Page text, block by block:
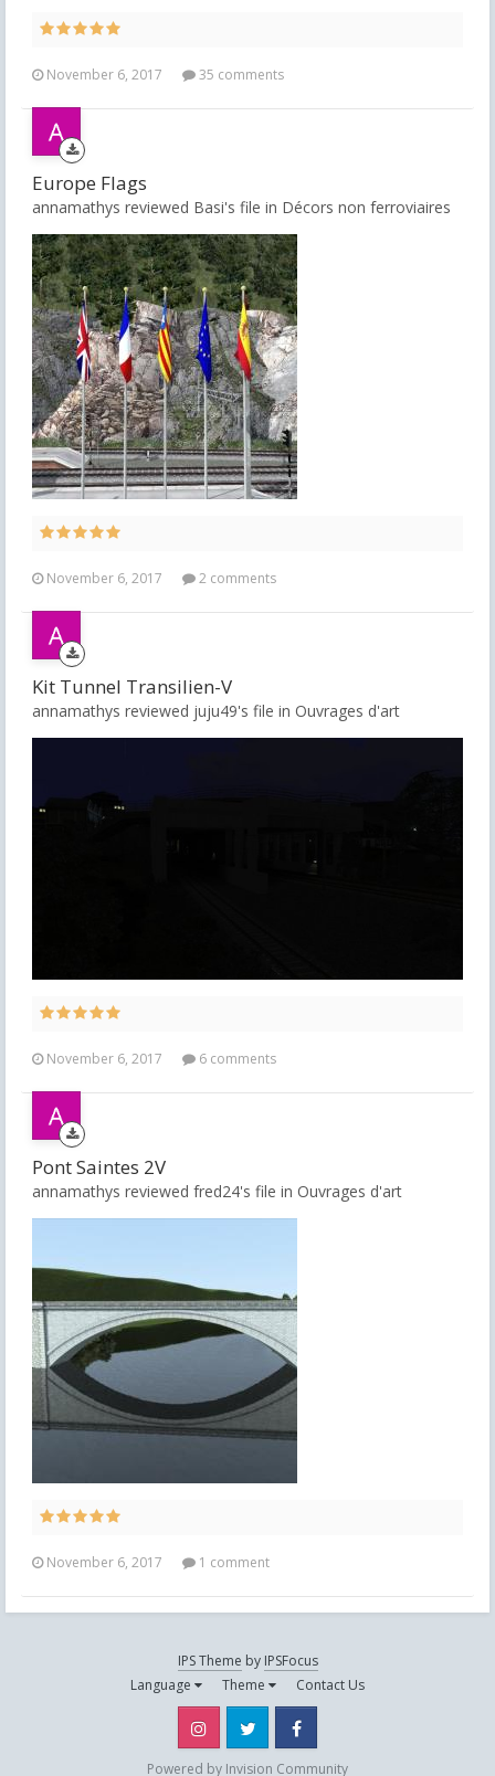
November 6, 2017 35 comments
Europe Flags
annamathys reviewed Basi's file in Décors non ferroviaires
November 6, 2017 2 comments
Kit Tunnel Transilien-V
annamathys reviewed juju49's file in Ouvrages d'art
November 6, 2017 6 comments
Pont Saintes 2V
annamathys reviewed fred24's file in Ouvrages d'art
November 6, 2017 1 comment
IPS Theme by IPSFocus
Language
Theme Contact Us
Instagram Twitter
Powered by Invision Community